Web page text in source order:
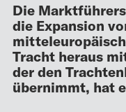
Die
die Expansion
Tracht heraus
der den
übernimmt, hat